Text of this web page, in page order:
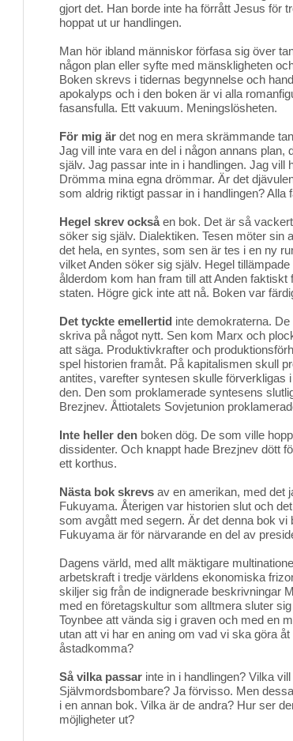
gjort det. Han borde inte ha förrått Jesus för
hoppat ut ur handlingen.
Man hör ibland människor förfasa sig över
någon plan eller syfte med mänskligheten
Boken skrevs i tidernas begynnelse och
apokalyps och i den boken är vi alla
fasansfulla. Ett vakuum. Meningslösheten.
För mig är det nog en mera skrämmande
Jag vill inte vara en del i någon annans plan,
själv. Jag passar inte in i handlingen. Jag vill
Drömma mina egna drömmar. Är det
som aldrig riktigt passar in i handlingen? Alla
Hegel skrev också en bok. Det är så
söker sig själv. Dialektiken. Tesen möter sin
det hela, en syntes, som sen är tes i en ny
vilket Anden söker sig själv. Hegel
ålderdom kom han fram till att Anden
staten. Högre gick inte att nå. Boken var
Det tyckte emellertid inte demokraterna.
skriva på något nytt. Sen kom Marx och
att säga. Produktivkrafter och
spel historien framåt. På kapitalismen skull
antites, varefter syntesen skulle förverkligas
den. Den som proklamerade syntesens
Brezjnev. Åttiotalets Sovjetunion
Inte heller den boken dög. De som ville
dissidenter. Och knappt hade Brezjnev dött
ett korthus.
Nästa bok skrevs av en amerikan, med det
Fukuyama. Återigen var historien slut och
som avgått med segern. Är det denna bok
Fukuyama är för närvarande en del av
Dagens värld, med allt mäktigare
arbetskraft i tredje världens ekonomiska
skiljer sig från de indignerade beskrivningar
med en företagskultur som alltmera sluter
Toynbee att vända sig i graven och med en
utan att vi har en aning om vad vi ska göra
åstadkomma?
Så vilka passar inte in i handlingen? Vilka
Självmordsbombare? Ja förvisso. Men
i en annan bok. Vilka är de andra? Hur ser
möjligheter ut?